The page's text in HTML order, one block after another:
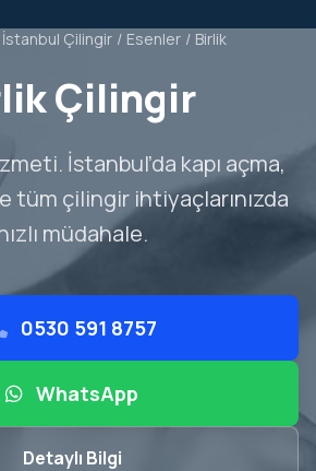
İstanbul Çilingir / Esenler / Birlik
Çilingir
İstanbul’da kapı açma,
tüm çilingir ihtiyaçlarınızda
müdahale.
0530 591 8757
WhatsApp
Detaylı Bilgi